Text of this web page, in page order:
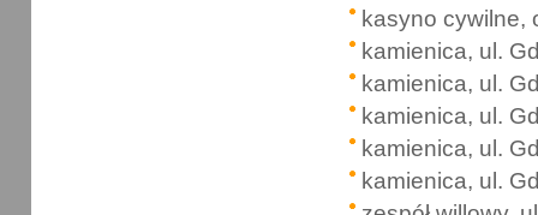
kasyno cywilne,
kamienica, ul.
kamienica, ul.
kamienica, ul.
kamienica, ul.
kamienica, ul.